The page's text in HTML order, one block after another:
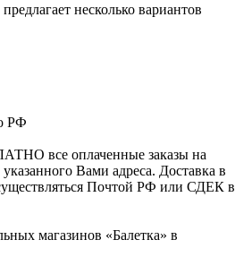
несколько вариантов
РФ
все оплаченные заказы на
Вами адреса. Доставка в
Почтой РФ или СДЕК в
магазинов «Балетка» в